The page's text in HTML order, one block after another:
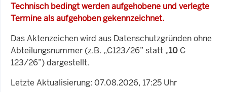
Technisch bedingt werden aufgehobene und verlegte
Termine als aufgehoben gekennzeichnet.
Das Aktenzeichen wird aus Datenschutzgründen ohne
Abteilungsnummer (z.B. „C123/26” statt „10 C
123/26”) dargestellt.
Letzte Aktualisierung: 07.08.2026, 17:25 Uhr